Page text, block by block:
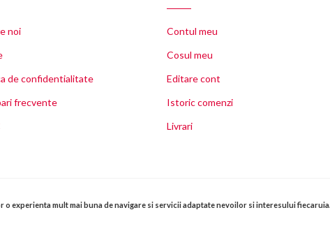
mult mai buna de navigare si servicii adaptate nevoilor si interesului fiecaruia.
noi
de confidentialitate
frecvente
Contul meu
Cosul meu
Editare cont
Istoric comenzi
Livrari
Toate drepturile rezervate © Copyright 2011-2025 - La Fourchette